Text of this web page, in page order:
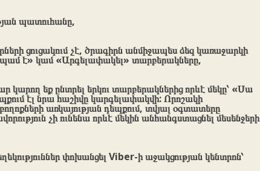
պատուհանը,
ցուցակում չէ, ծրագիրն անմիջապես ձեզ կառաջարկի
է» կամ «Արգելափակել» տարբերակները,
կարող եք ընտրել երկու տարբերակներից որևէ մեկը՝ «Սա
էլ նրա հաշիվը կարգելափակվի: Որոշակի
առկայության դեպքում, տվյալ օգտատերը
չի ունենա որևէ մեկին անհանգստացնել մեսենջերի
փոխանցել Viber-ի աջակցության կենտրոն՝